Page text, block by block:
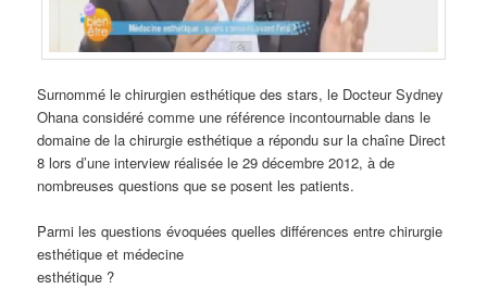
Surnommé le chirurgien esthétique des stars, le Docteur Sydney
Ohana considéré comme une référence incontournable dans le
domaine de la chirurgie esthétique a répondu sur la chaîne Direct
8 lors d’une interview réalisée le 29 décembre 2012, à de
nombreuses questions que se posent les patients.
Parmi les questions évoquées quelles différences entre chirurgie
esthétique et médecine
esthétique ?